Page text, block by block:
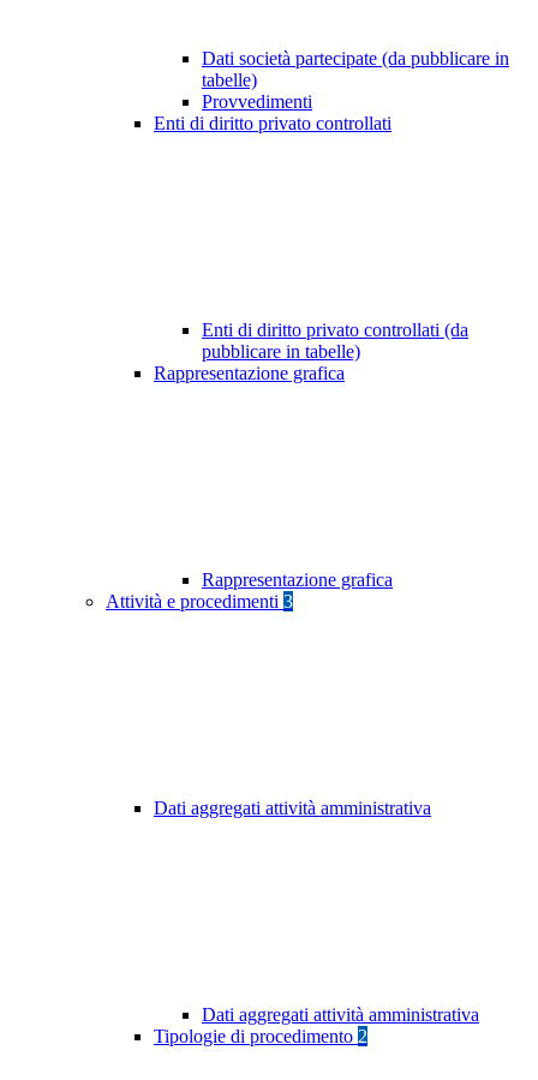
Dati società partecipate (da pubblicare in
tabelle)
Provvedimenti
Enti di diritto privato controllati
Enti di diritto privato controllati (da
pubblicare in tabelle)
Rappresentazione grafica
Rappresentazione grafica
Attività e procedimenti 3
Dati aggregati attività amministrativa
Dati aggregati attività amministrativa
Tipologie di procedimento 2